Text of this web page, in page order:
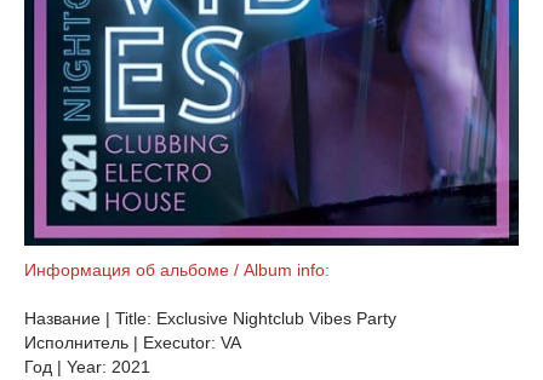
Информация об альбоме / Album info:
Название | Title: Exclusive Nightclub Vibes Party
Исполнитель | Executor: VA
Год | Year: 2021